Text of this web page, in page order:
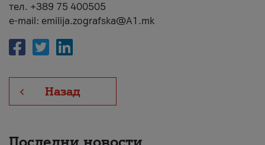
тел. +389 75 400505
e-mail: emilija.zografska@A1.mk
Назад